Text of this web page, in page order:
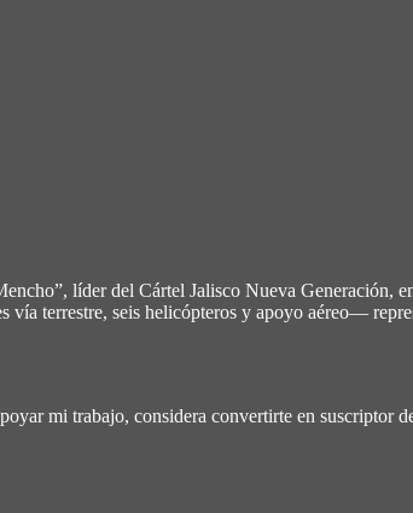
líder del Cártel Jalisco Nueva Generación,
terrestre, seis helicópteros y apoyo aéreo—
mi trabajo, considera convertirte en suscriptor